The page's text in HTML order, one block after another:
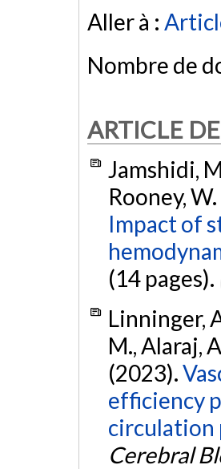
Aller à :
Nombre de
ARTICLE
Jamshidi,
Rooney,
Impact of
(14 pages).
Linninger,
M., Alaraj,
(2023).
efficiency
circulation
Cerebral